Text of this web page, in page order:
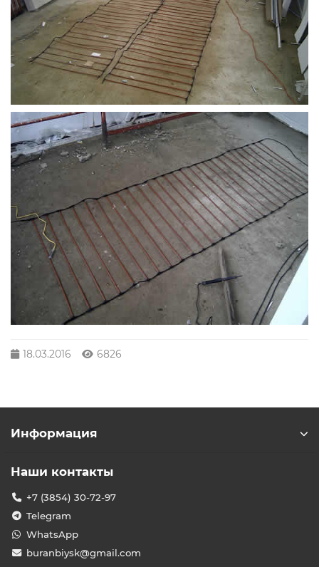
18.03.2016 6826
Информация
Наши контакты
+7 (3854) 30-72-97
Telegram
WhatsApp
buranbiysk@gmail.com